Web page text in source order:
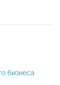
бизнеса